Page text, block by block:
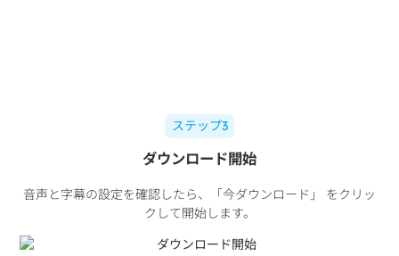
ステップ3
ダウンロード開始
音声と字幕の設定を確認したら、「今ダウンロード」 をクリッ
クして開始します。